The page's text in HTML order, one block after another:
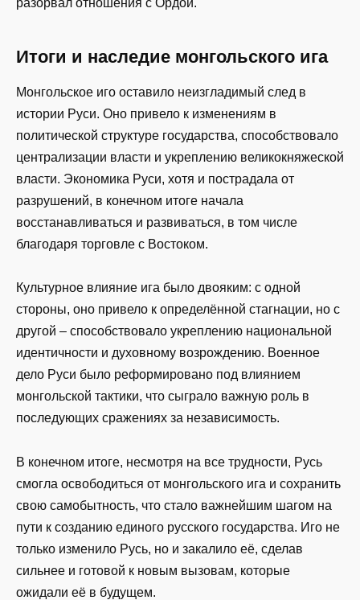
разорвал отношения с Ордой.
Итоги и наследие монгольского ига
Монгольское иго оставило неизгладимый след в
истории Руси. Оно привело к изменениям в
политической структуре государства, способствовало
централизации власти и укреплению великокняжеской
власти. Экономика Руси, хотя и пострадала от
разрушений, в конечном итоге начала
восстанавливаться и развиваться, в том числе
благодаря торговле с Востоком.
Культурное влияние ига было двояким: с одной
стороны, оно привело к определённой стагнации, но с
другой – способствовало укреплению национальной
идентичности и духовному возрождению. Военное
дело Руси было реформировано под влиянием
монгольской тактики, что сыграло важную роль в
последующих сражениях за независимость.
В конечном итоге, несмотря на все трудности, Русь
смогла освободиться от монгольского ига и сохранить
свою самобытность, что стало важнейшим шагом на
пути к созданию единого русского государства. Иго не
только изменило Русь, но и закалило её, сделав
сильнее и готовой к новым вызовам, которые
ожидали её в будущем.